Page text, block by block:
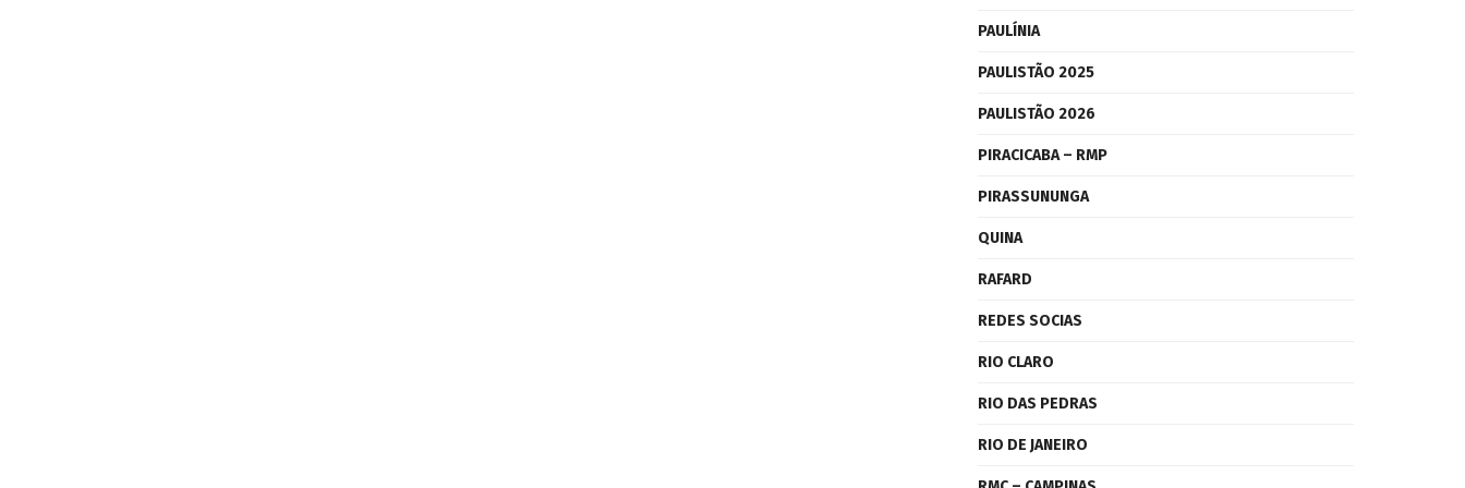
PAULÍNIA
PAULISTÃO 2025
PAULISTÃO 2026
PIRACICABA – RMP
PIRASSUNUNGA
QUINA
RAFARD
REDES SOCIAS
RIO CLARO
RIO DAS PEDRAS
RIO DE JANEIRO